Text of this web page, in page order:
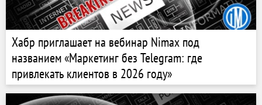
Хабр приглашает на вебинар Nimax под
названием «Маркетинг без Telegram: где
привлекать клиентов в 2026 году»